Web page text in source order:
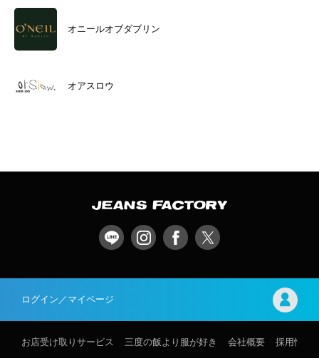
オニールオブダブリン
オアスロウ
ログイン／マイページ
お店受け取りサービス 三度の飯より服が好き 会社概要 採用情報